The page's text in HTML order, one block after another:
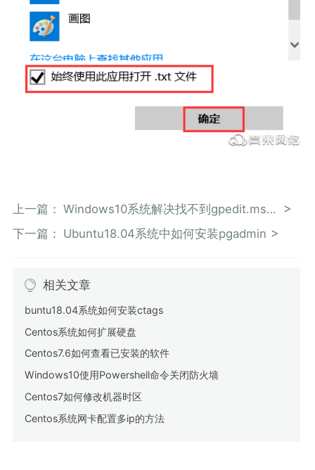
上一篇： Windows10系统解决找不到gpedit.msc文件
下一篇： Ubuntu18.04系统中如何安装pgadmin
相关文章
buntu18.04系统如何安装ctags
Centos系统如何扩展硬盘
Centos7.6如何查看已安装的软件
Windows10使用Powershell命令关闭防火墙
Centos7如何修改机器时区
Centos系统网卡配置多ip的方法